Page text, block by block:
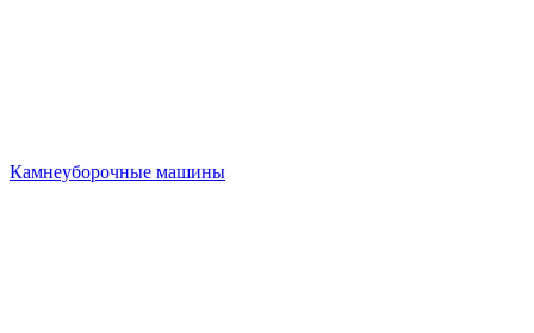
Камнеуборочные машины